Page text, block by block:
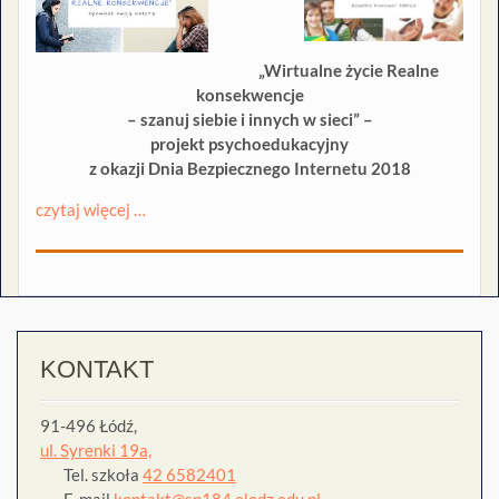
„Wirtualne życie Realne
konsekwencje
– szanuj siebie i innych w sieci” –
projekt psychoedukacyjny
z okazji Dnia Bezpiecznego Internetu 2018
czytaj więcej …
KONTAKT
91-496 Łódź,
ul. Syrenki 19a,
Tel. szkoła 42 6582401